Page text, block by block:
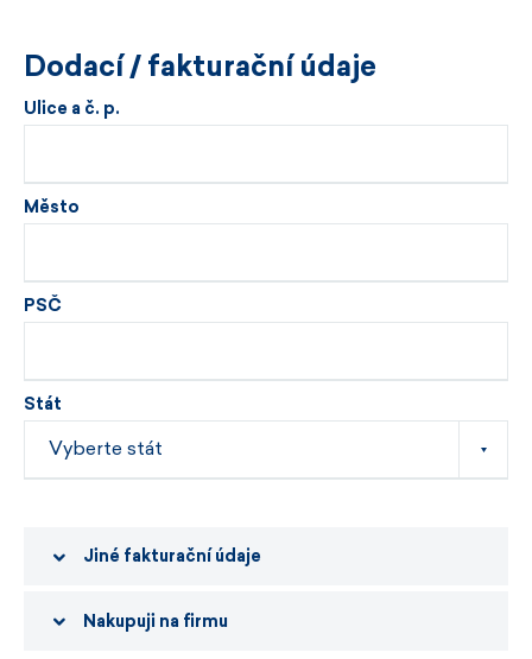
Dodací / fakturační údaje
Ulice a č. p.
Město
PSČ
Stát
Jiné fakturační údaje
Nakupuji na firmu